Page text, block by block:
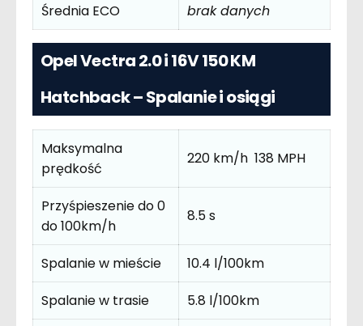
Średnia ECO brak danych
Opel Vectra 2.0 i 16V 150 KM
Hatchback – Spalanie i osiągi
Maksymalna
prędkość
220 km/h 138 MPH
Przyśpieszenie do 0
do 100km/h
8.5 s
Spalanie w mieście
10.4 l/100km
Spalanie w trasie
5.8 l/100km